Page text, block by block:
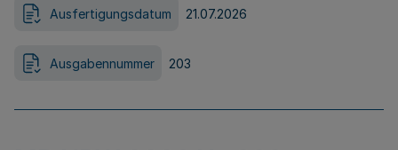
Ausfertigungsdatum 21.07.2026
Ausgabennummer 203